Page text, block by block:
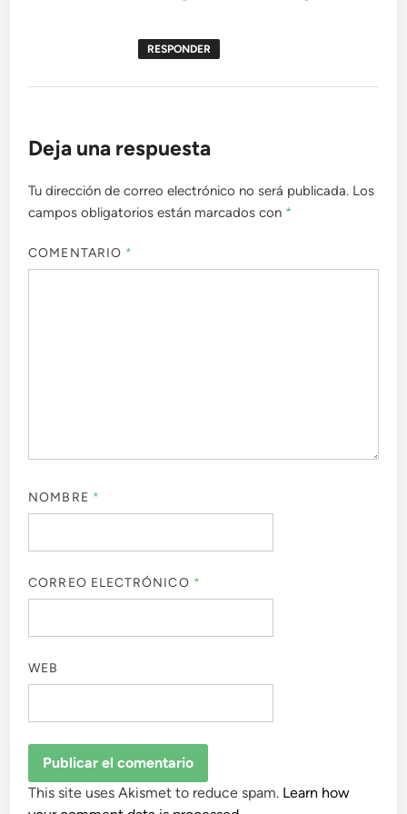
RESPONDER
Deja una respuesta
Tu dirección de correo electrónico no será publicada. Los
campos obligatorios están marcados con *
COMENTARIO *
NOMBRE *
CORREO ELECTRÓNICO *
WEB
This site uses Akismet to reduce spam. Learn how